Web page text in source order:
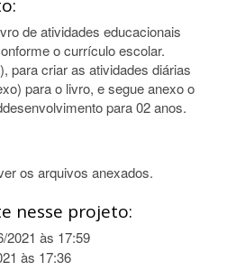
de atividades educacionais
o currículo escolar.
para criar as atividades diárias
para o livro, e segue anexo o
para 02 anos.
os arquivos anexados.
nesse projeto:
2021 às 17:59
às 17:36